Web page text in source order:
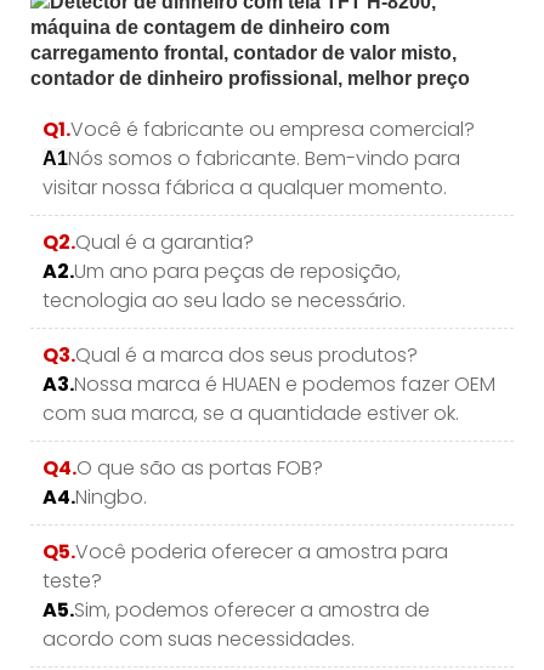
Q1.Você é fabricante ou empresa comercial?
A1Nós somos o fabricante. Bem-vindo para
visitar nossa fábrica a qualquer momento.
Q2.Qual é a garantia?
A2.Um ano para peças de reposição,
tecnologia ao seu lado se necessário.
Q3.Qual é a marca dos seus produtos?
A3.Nossa marca é HUAEN e podemos fazer OEM
com sua marca, se a quantidade estiver ok.
Q4.O que são as portas FOB?
A4.Ningbo.
Q5.Você poderia oferecer a amostra para
teste?
A5.Sim, podemos oferecer a amostra de
acordo com suas necessidades.